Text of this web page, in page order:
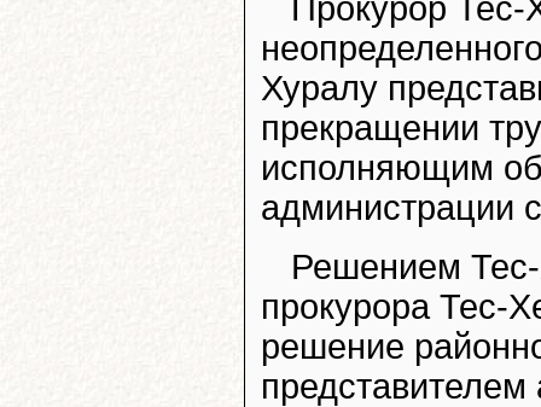
Прокурор Тес-
Хуралу
прекращении
исполняющим
администрации
Решением Тес-
прокурора Тес-
решение